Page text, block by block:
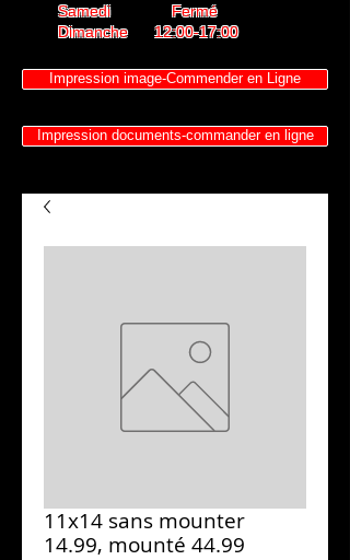
Samedi Fermé
Dimanche 12:00-17:00
Impression image-Commender en Ligne
Impression documents-commander en ligne
11x14 sans mounter
14.99, mounté 44.99